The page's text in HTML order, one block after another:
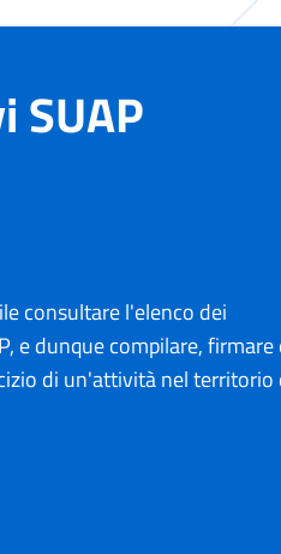
consultare l'elenco dei
e dunque compilare, firmare
di un'attività nel territorio